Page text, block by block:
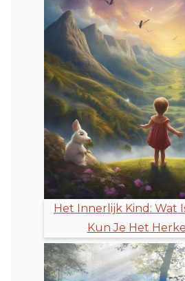
Het Innerlijk Kind: Wat
Kun Je Het